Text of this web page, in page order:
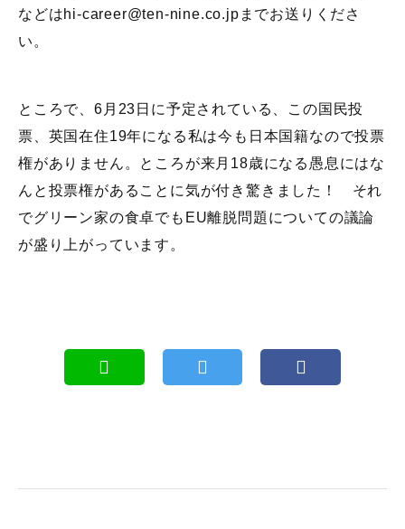
などはhi-career@ten-nine.co.jpまでお送りくださ
い。
ところで、6月23日に予定されている、この国民投
票、英国在住19年になる私は今も日本国籍なので投票
権がありません。ところが来月18歳になる愚息にはな
んと投票権があることに気が付き驚きました！ それ
でグリーン家の食卓でもEU離脱問題についての議論
が盛り上がっています。